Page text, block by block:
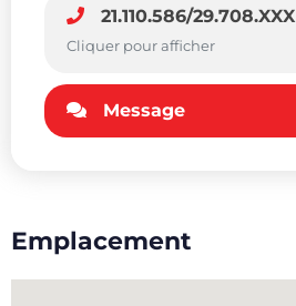
21.110.586/29.708.XXX
Cliquer pour afficher
Message
Emplacement